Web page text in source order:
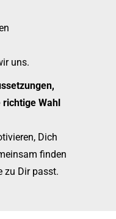
uns.
Wahl
Dich
finden
zu Dir passt.